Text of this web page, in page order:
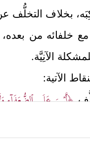
بخلاف التخلُّف
خلفائه من
الآنِيَّة.
الآتية:
﴿لَّیۡسَ عَلَى ٱلضُّعَفَاۤءِ
لَاۤ أَجِدُ مَاۤ أَحۡمِلُكُمۡ عَلَیۡهِ